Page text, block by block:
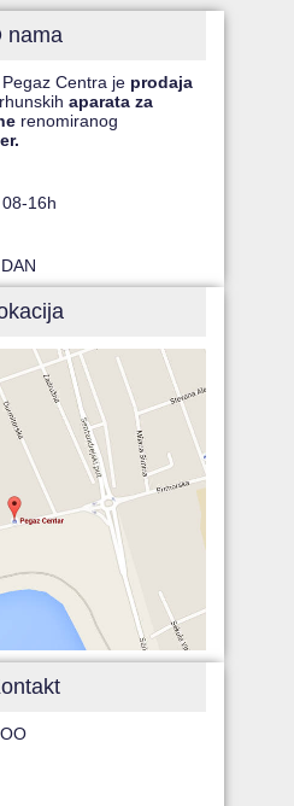
nama
Centra je prodaja
aparata za
renomiranog
16h